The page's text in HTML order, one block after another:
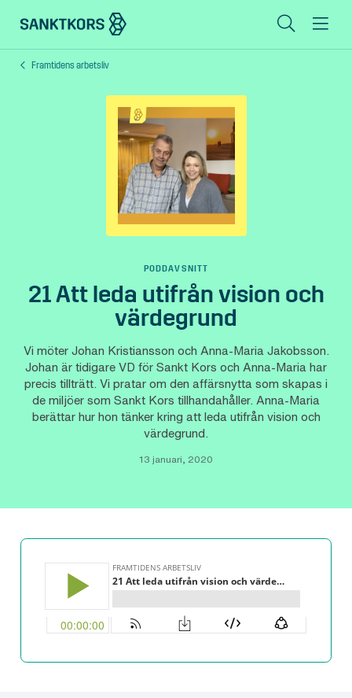
Sök
Hyresgästinfo
Framtidens arbetsliv
PODDAVSNITT
21 Att leda utifrån vision och
värdegrund
Vi möter Johan Kristiansson och Anna-Maria Jakobsson.
Johan är tidigare VD för Sankt Kors och Anna-Maria har
precis tillträtt. Vi pratar om den affärsnytta som skapas i
de miljöer som Sankt Kors tillhandahåller. Anna-Maria
berättar hur hon tänker kring att leda utifrån vision och
värdegrund.
13 januari, 2020